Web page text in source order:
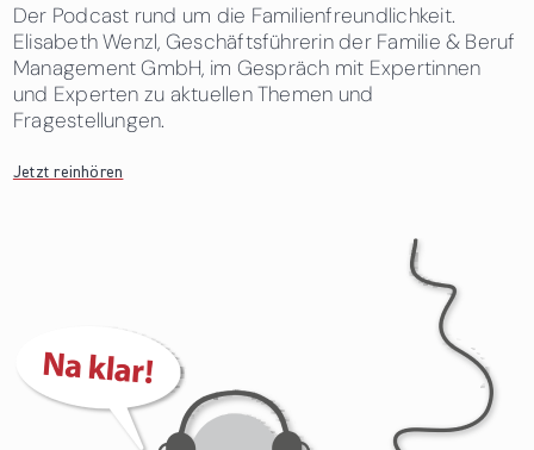
Der Podcast rund um die Familienfreundlichkeit.
Elisabeth Wenzl, Geschäftsführerin der Familie & Beruf
Management GmbH, im Gespräch mit Expertinnen
und Experten zu aktuellen Themen und
Fragestellungen.
Jetzt reinhören